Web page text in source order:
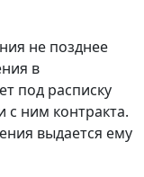
не позднее
в
под расписку
с ним контракта.
выдается ему